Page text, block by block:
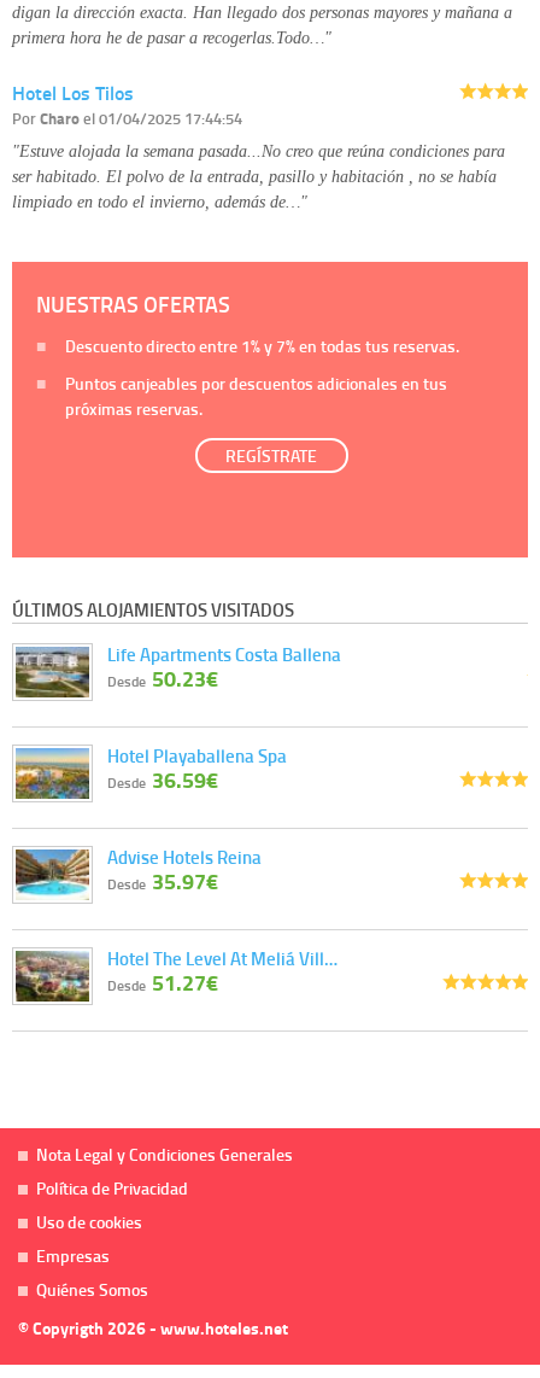
digan la dirección exacta. Han llegado dos personas mayores y mañana a
primera hora he de pasar a recogerlas.Todo…"
Hotel Los Tilos
PorCharoel 01/04/2025 17:44:54
"Estuve alojada la semana pasada...No creo que reúna condiciones para
ser habitado. El polvo de la entrada, pasillo y habitación , no se había
limpiado en todo el invierno, además de…"
NUESTRAS OFERTAS
Descuento directo entre 1%y 7%en todas tus reservas.
Puntos canjeables por descuentos adicionales en tus
próximas reservas.
REGÍSTRATE
ÚLTIMOS ALOJAMIENTOS VISITADOS
Life Apartments Costa Ballena
Desde 50.23€
Hotel Playaballena Spa
Desde 36.59€
Advise Hotels Reina
Desde 35.97€
Hotel The Level At Meliá Vill…
Desde 51.27€
Nota Legal y Condiciones Generales
Política de Privacidad
Uso de cookies
Empresas
Quiénes Somos
© Copyrigth 2026 - www.hoteles.net